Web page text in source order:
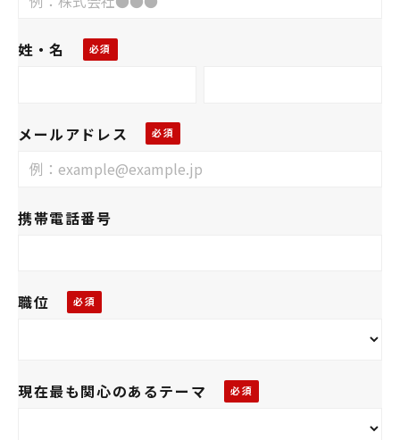
姓・名
メールアドレス
携帯電話番号
職位
現在最も関心のあるテーマ